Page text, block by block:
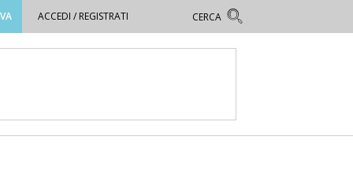
ACCEDI / REGISTRATI